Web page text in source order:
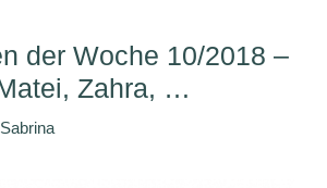
der Woche 10/2018 –
Zahra, …
Sabrina